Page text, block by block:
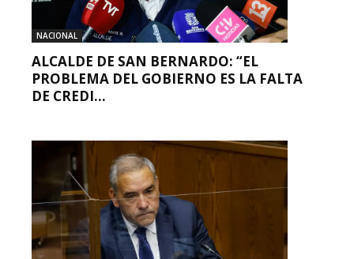
NACIONAL
ALCALDE DE SAN BERNARDO: “EL
PROBLEMA DEL GOBIERNO ES LA FALTA
DE CREDI...